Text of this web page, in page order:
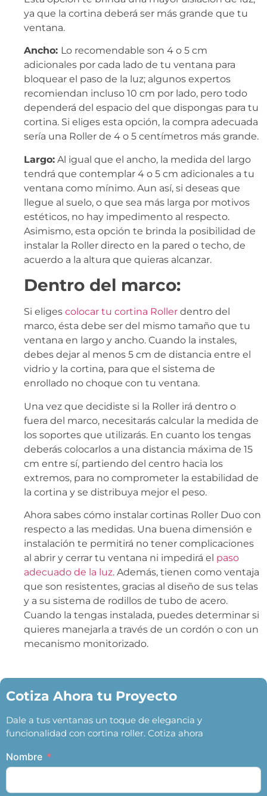
ya que la cortina deberá ser más grande que tu
ventana.
Ancho: Lo recomendable son 4 o 5 cm
adicionales por cada lado de tu ventana para
bloquear el paso de la luz; algunos expertos
recomiendan incluso 10 cm por lado, pero todo
dependerá del espacio del que dispongas para tu
cortina. Si eliges esta opción, la compra adecuada
sería una Roller de 4 o 5 centímetros más grande.
Largo: Al igual que el ancho, la medida del largo
tendrá que contemplar 4 o 5 cm adicionales a tu
ventana como mínimo. Aun así, si deseas que
llegue al suelo, o que sea más larga por motivos
estéticos, no hay impedimento al respecto.
Asimismo, esta opción te brinda la posibilidad de
instalar la Roller directo en la pared o techo, de
acuerdo a la altura que quieras alcanzar.
Dentro del marco:
Si eliges colocar tu cortina Roller dentro del
marco, ésta debe ser del mismo tamaño que tu
ventana en largo y ancho. Cuando la instales,
debes dejar al menos 5 cm de distancia entre el
vidrio y la cortina, para que el sistema de
enrollado no choque con tu ventana.
Una vez que decidiste si la Roller irá dentro o
fuera del marco, necesitarás calcular la medida de
los soportes que utilizarás. En cuanto los tengas
deberás colocarlos a una distancia máxima de 15
cm entre sí, partiendo del centro hacia los
extremos, para no comprometer la estabilidad de
la cortina y se distribuya mejor el peso.
Ahora sabes cómo instalar cortinas Roller Duo con
respecto a las medidas. Una buena dimensión e
instalación te permitirá no tener complicaciones
al abrir y cerrar tu ventana ni impedirá el paso
adecuado de la luz. Además, tienen como ventaja
que son resistentes, gracias al diseño de sus telas
y a su sistema de rodillos de tubo de acero.
Cuando la tengas instalada, puedes determinar si
quieres manejarla a través de un cordón o con un
mecanismo monitorizado.
Cotiza Ahora tu Proyecto
Dale a tus ventanas un toque de elegancia y
funcionalidad con cortina roller. Cotiza ahora
Nombre